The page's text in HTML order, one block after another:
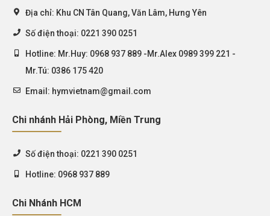
Địa chỉ: Khu CN Tân Quang, Văn Lâm, Hưng Yên
Số điện thoại: 0221 390 0251
Hotline: Mr.Huy: 0968 937 889 -Mr.Alex 0989 399 221 -
Mr.Tú: 0386 175 420
Email: hymvietnam@gmail.com
Chi nhánh Hải Phòng, Miền Trung
Số điện thoại: 0221 390 0251
Hotline: 0968 937 889
Chi Nhánh HCM